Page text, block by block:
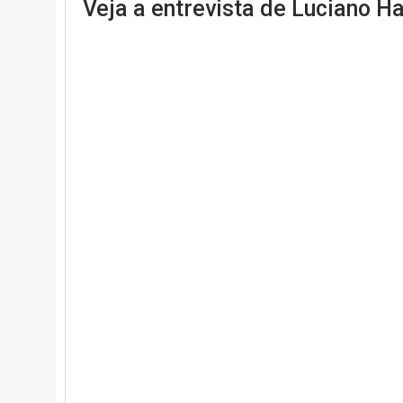
Veja a entrevista de Luciano